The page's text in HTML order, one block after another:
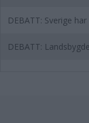
DEBATT: Sverige
DEBATT: